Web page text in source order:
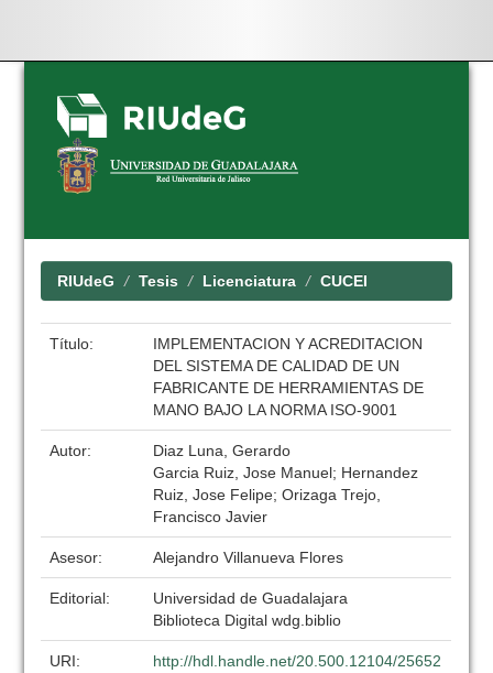
Skip
navigation
RIUdeG Tesis Licenciatura CUCEI
Título:
IMPLEMENTACION Y ACREDITACION
DEL SISTEMA DE CALIDAD DE UN
FABRICANTE DE HERRAMIENTAS DE
MANO BAJO LA NORMA ISO-9001
Autor:
Diaz Luna, Gerardo
Garcia Ruiz, Jose Manuel; Hernandez
Ruiz, Jose Felipe; Orizaga Trejo,
Francisco Javier
Asesor: Alejandro Villanueva Flores
Editorial:
Universidad de Guadalajara
Biblioteca Digital wdg.biblio
URI:
http://hdl.handle.net/20.500.12104/25652